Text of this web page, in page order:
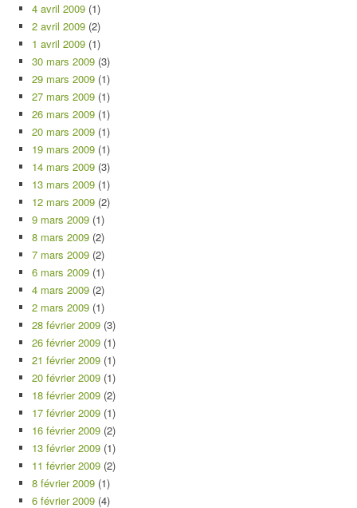
4 avril 2009 (1)
2 avril 2009 (2)
1 avril 2009 (1)
30 mars 2009 (3)
29 mars 2009 (1)
27 mars 2009 (1)
26 mars 2009 (1)
20 mars 2009 (1)
19 mars 2009 (1)
14 mars 2009 (3)
13 mars 2009 (1)
12 mars 2009 (2)
9 mars 2009 (1)
8 mars 2009 (2)
7 mars 2009 (2)
6 mars 2009 (1)
4 mars 2009 (2)
2 mars 2009 (1)
28 février 2009 (3)
26 février 2009 (1)
21 février 2009 (1)
20 février 2009 (1)
18 février 2009 (2)
17 février 2009 (1)
16 février 2009 (2)
13 février 2009 (1)
11 février 2009 (2)
8 février 2009 (1)
6 février 2009 (4)